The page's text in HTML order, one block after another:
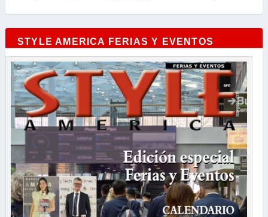
STYLE AMERICA FERIAS Y EVENTOS